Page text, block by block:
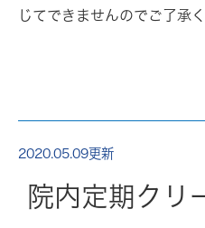
じてできませんのでご了承
2020.05.09更新
院内定期クリ